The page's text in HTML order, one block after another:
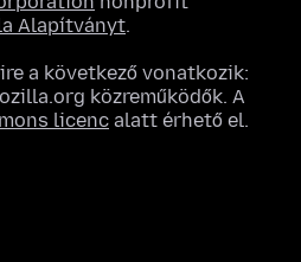
Alapítványt.
a következő vonatkozik:
közreműködők. A
licenc alatt érhető el.